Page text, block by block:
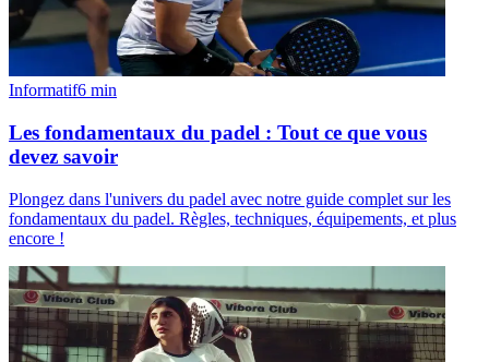
Informatif6 min
Les fondamentaux du padel : Tout ce que vous
devez savoir
Plongez dans l'univers du padel avec notre guide complet sur les
fondamentaux du padel. Règles, techniques, équipements, et plus
encore !